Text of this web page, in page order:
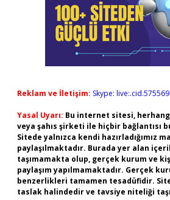
Reklam ve İletişim: Skype:
Yasal Uyarı: Bu internet sitesi,
veya şahıs şirketi ile hiçbir bağlantısı
Sitede yalnızca kendi hazırladığımız
paylaşılmaktadır. Burada yer alan
taşımamakta olup, gerçek kurum ve
paylaşım yapılmamaktadır. Gerçek
benzerlikleri tamamen tesadüfidir.
taslak halindedir ve tavsiye niteliği